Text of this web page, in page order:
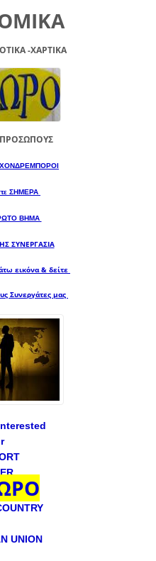
-XAPTIKA
ΣΗΜΕΡΑ
ΒΗΜΑ
ΣΥΝΕΡΓΑΣΙΑ
εικόνα & δείτε
Συνεργάτες μας
UNION